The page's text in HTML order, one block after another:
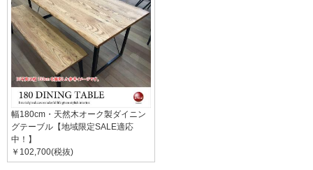
幅180cm・天然木オーク製ダイニン
グテーブル【地域限定SALE適応
中！】
￥102,700(税抜)